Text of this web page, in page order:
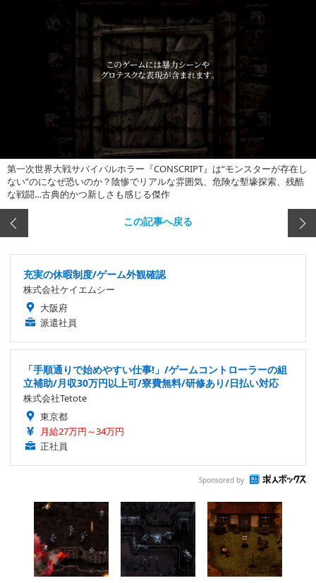
第一次世界大戦サバイバルホラー『CONSCRIPT』は“モンスターが存在し
ない”のになぜ恐いのか？陰惨でリアルな雰囲気、危険な塹壕探索、残酷
な戦闘…古典的かつ新しさも感じる傑作
この記事へ戻る
充実の休暇制度/ゲーム外観確認
株式会社ケイエムシー
大阪府
派遣社員
「手順通りで始めやすい仕事!」/ゲームコントローラーの組
立補助/月収30万円以上可/寮費無料/研修あり/日払い対応
株式会社Tetote
東京都
月給27万円～34万円
正社員
Sponsored by